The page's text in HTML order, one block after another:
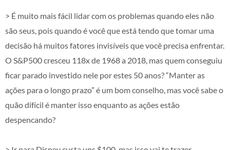
> É muito mais fácil lidar com os problemas quando eles não
são seus, pois quando é você que está tendo que tomar uma
decisão há muitos fatores invisíveis que você precisa enfrentar.
O S&P500 cresceu 118x de 1968 a 2018, mas quem conseguiu
ficar parado investido nele por estes 50 anos? “Manter as
ações para o longo prazo” é um bom conselho, mas você sabe o
quão difícil é manter isso enquanto as ações estão
despencando?